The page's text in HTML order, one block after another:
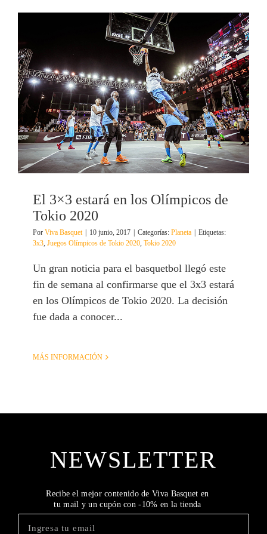
El 3×3 estará en los Olímpicos de
Tokio 2020
Por Viva Basquet 10 junio, 2017 Categorías: Planeta
Etiquetas:
3x3, Juegos Olímpicos de Tokio 2020, Tokio 2020
Un gran noticia para el basquetbol llegó este
fin de semana al confirmarse que el 3x3 estará
en los Olímpicos de Tokio 2020. La decisión
fue dada a conocer...
MÁS INFORMACIÓN
NEWSLETTER
Recibe el mejor contenido de Viva Basquet en
tu mail y un cupón con -10% en la tienda